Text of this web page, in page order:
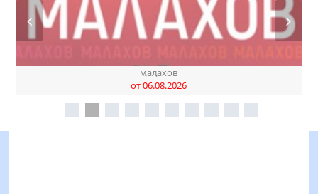
от 06.08.2026